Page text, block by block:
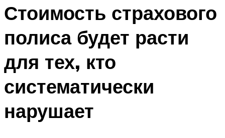
Стоимость страхового
полиса будет расти
для тех, кто
систематически
нарушает